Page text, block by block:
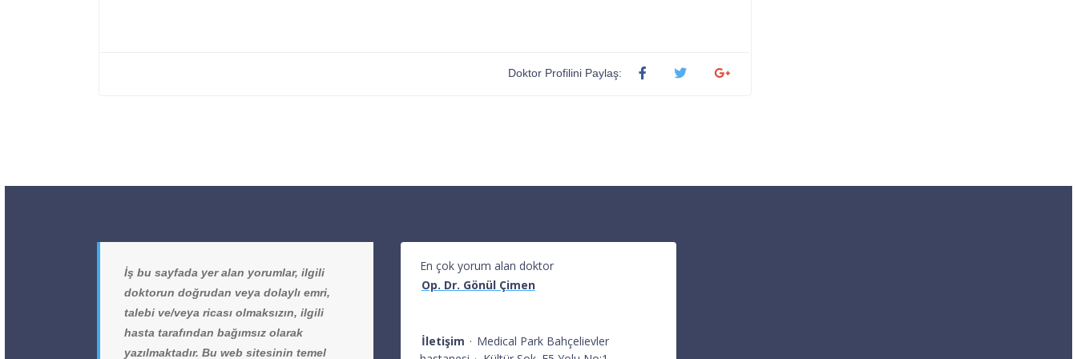
Doktor Profilini Paylaş:
İş bu sayfada yer alan yorumlar, ilgili
doktorun doğrudan veya dolaylı emri,
talebi ve/veya ricası olmaksızın, ilgili
hasta tarafından bağımsız olarak
yazılmaktadır. Bu web sitesinin temel
En çok yorum alan doktor
Op. Dr. Gönül Çimen
İletişim · Medical Park Bahçelievler